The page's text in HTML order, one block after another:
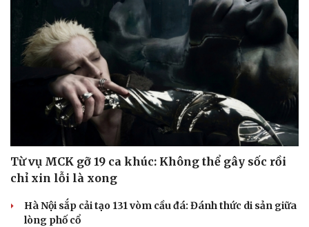
Từ vụ MCK gỡ 19 ca khúc: Không thể gây sốc rồi
chỉ xin lỗi là xong
Hà Nội sắp cải tạo 131 vòm cầu đá: Đánh thức di sản giữa
lòng phố cổ